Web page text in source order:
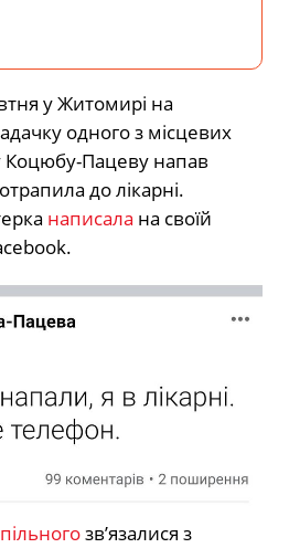
у Житомирі на
одного з місцевих
Коцюбу-Пацеву напав
до лікарні.
написала на своїй
зв’язалися з